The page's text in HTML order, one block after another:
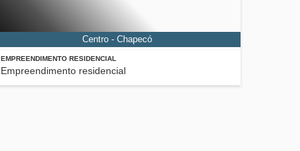
EMPREENDIMENTO RESIDENCIAL
Empreendimento residencial
Centro - Chapecó